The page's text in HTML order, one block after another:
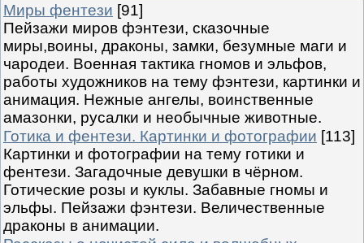
Миры фентези [91]
Пейзажи миров фэнтези, сказочные
миры,воины, драконы, замки, безумные маги и
чародеи. Военная тактика гномов и эльфов,
работы художников на тему фэнтези, картинки и
анимация. Нежные ангелы, воинственные
амазонки, русалки и необычные животные.
Готика и фентези. Картинки и фотографии [113]
Картинки и фотографии на тему готики и
фентези. Загадочные девушки в чёрном.
Готические розы и куклы. Забавные гномы и
эльфы. Пейзажи фэнтези. Величественные
драконы в анимации.